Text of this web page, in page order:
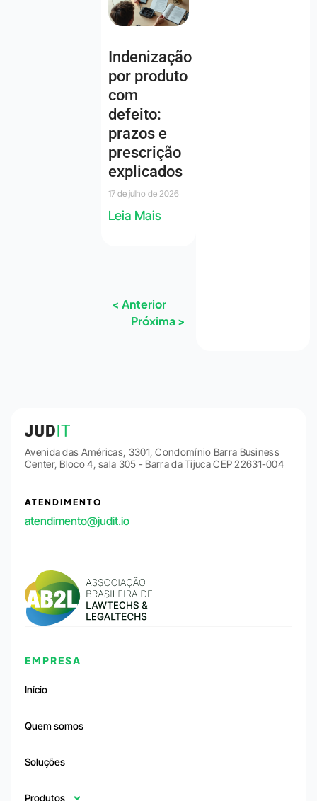
Indenização
por produto
com
defeito:
prazos e
prescrição
explicados
17 de julho de 2026
Leia Mais
< Anterior
Próxima >
Avenida das Américas, 3301, Condomínio Barra Business
Center, Bloco 4, sala 305 - Barra da Tijuca CEP 22631-004
ATENDIMENTO
atendimento@judit.io
EMPRESA
Início
Quem somos
Soluções
Produtos